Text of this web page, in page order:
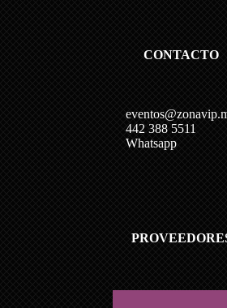
CONTACTO
442 388 5511
Whatsapp